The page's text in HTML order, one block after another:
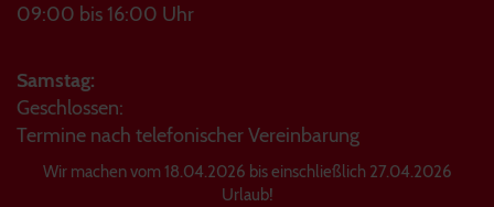
09:00 bis 16:00 Uhr
Samstag:
Geschlossen:
Termine nach telefonischer Vereinbarung
Wir machen vom 18.04.2026 bis einschließlich 27.04.2026
Urlaub!